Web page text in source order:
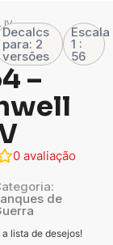
IV
Decalcs
para: 2
versões
Escala
1 :
56
–
0 avaliação
de
lista de desejos!